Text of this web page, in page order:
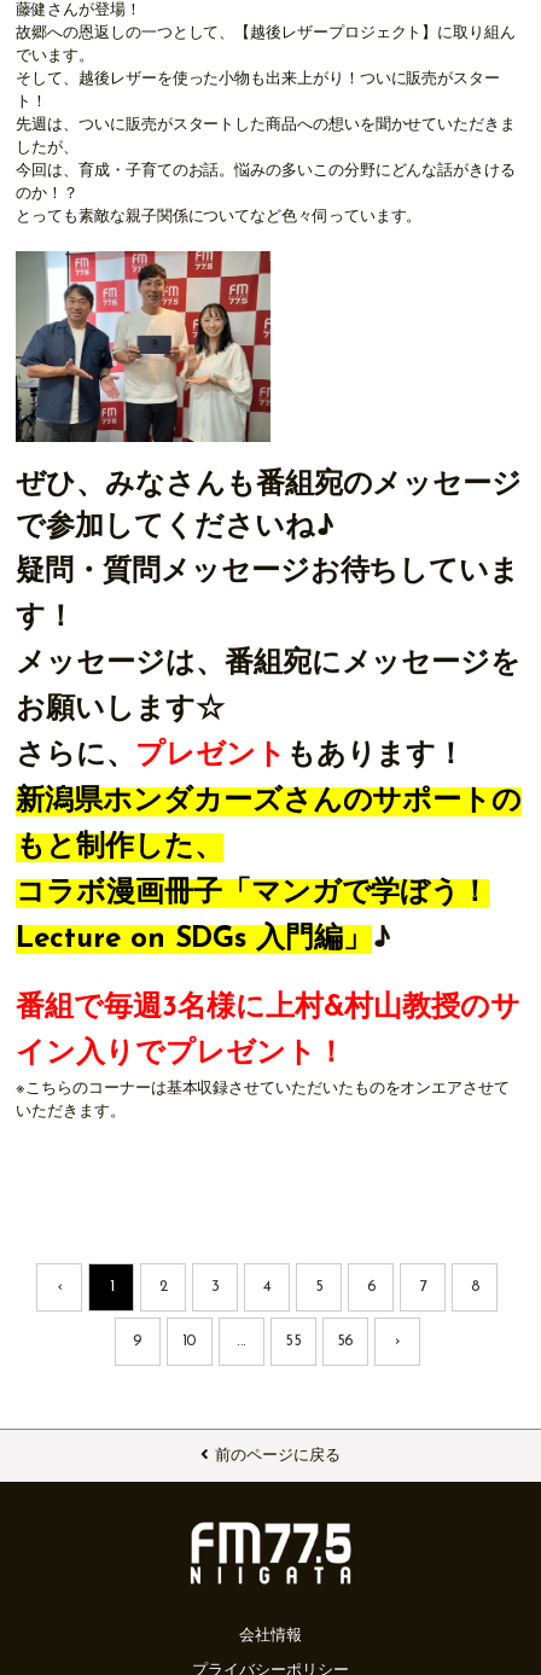
藤健さんが登場！
故郷への恩返しの一つとして、【越後レザープロジェクト】に取り組ん
でいます。
そして、越後レザーを使った小物も出来上がり！ついに販売がスター
ト！
先週は、ついに販売がスタートした商品への想いを聞かせていただきま
したが、
今回は、育成・子育てのお話。悩みの多いこの分野にどんな話がきける
のか！？
とっても素敵な親子関係についてなど色々伺っています。
ぜひ、みなさんも番組宛のメッセージ
で参加してくださいね♪
疑問・質問メッセージお待ちしていま
す！
メッセージは、番組宛にメッセージを
お願いします☆
さらに、 プレゼント もあります！
新潟県ホンダカーズさんのサポートの
もと制作した、
コラボ漫画冊子「マンガで学ぼう！
Lecture on SDGs 入門編」 ♪
番組で毎週3名様に上村&村山教授のサ
イン入りでプレゼント！
※こちらのコーナーは基本収録させていただいたものをオンエアさせて
いただきます。
‹ 1 2 3 4 5 6 7 8
9 10 ... 55 56 ›
前のページに戻る
会社情報
プライバシーポリシー